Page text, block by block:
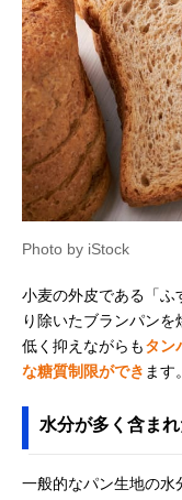
Photo by iStock
小麦の外皮である「ふ
り除いたブランパン
低く抑えながらもタン
な糖質制限ができ ます。
水分が多く含まれ
一般的なパン生地の